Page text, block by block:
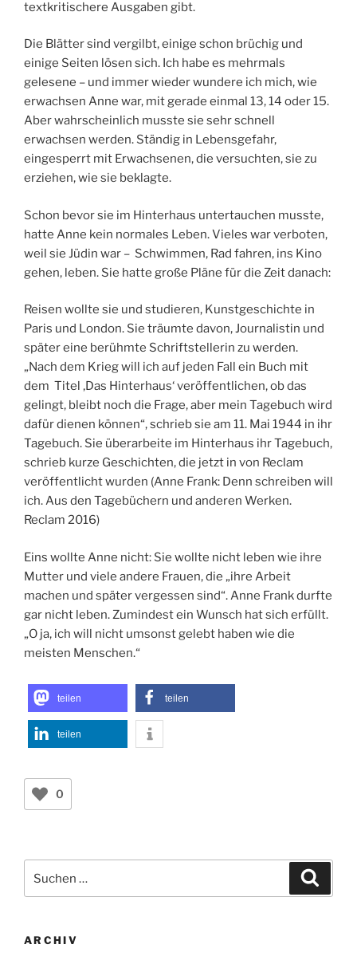
textkritischere Ausgaben gibt.
Die Blätter sind vergilbt, einige schon brüchig und
einige Seiten lösen sich. Ich habe es mehrmals
gelesene – und immer wieder wundere ich mich, wie
erwachsen Anne war, mit gerade einmal 13, 14 oder 15.
Aber wahrscheinlich musste sie sehr schnell
erwachsen werden. Ständig in Lebensgefahr,
eingesperrt mit Erwachsenen, die versuchten, sie zu
erziehen, wie sie beklagte.
Schon bevor sie im Hinterhaus untertauchen musste,
hatte Anne kein normales Leben. Vieles war verboten,
weil sie Jüdin war – Schwimmen, Rad fahren, ins Kino
gehen, leben. Sie hatte große Pläne für die Zeit danach:
Reisen wollte sie und studieren, Kunstgeschichte in
Paris und London. Sie träumte davon, Journalistin und
später eine berühmte Schriftstellerin zu werden.
„Nach dem Krieg will ich auf jeden Fall ein Buch mit
dem Titel ‚Das Hinterhaus‘ veröffentlichen, ob das
gelingt, bleibt noch die Frage, aber mein Tagebuch wird
dafür dienen können“, schrieb sie am 11. Mai 1944 in ihr
Tagebuch. Sie überarbeite im Hinterhaus ihr Tagebuch,
schrieb kurze Geschichten, die jetzt in von Reclam
veröffentlicht wurden (Anne Frank: Denn schreiben will
ich. Aus den Tagebüchern und anderen Werken.
Reclam 2016)
Eins wollte Anne nicht: Sie wollte nicht leben wie ihre
Mutter und viele andere Frauen, die „ihre Arbeit
machen und später vergessen sind“. Anne Frank durfte
gar nicht leben. Zumindest ein Wunsch hat sich erfüllt.
„O ja, ich will nicht umsonst gelebt haben wie die
meisten Menschen.“
teilen teilen
teilen
0
nach:
ARCHIV